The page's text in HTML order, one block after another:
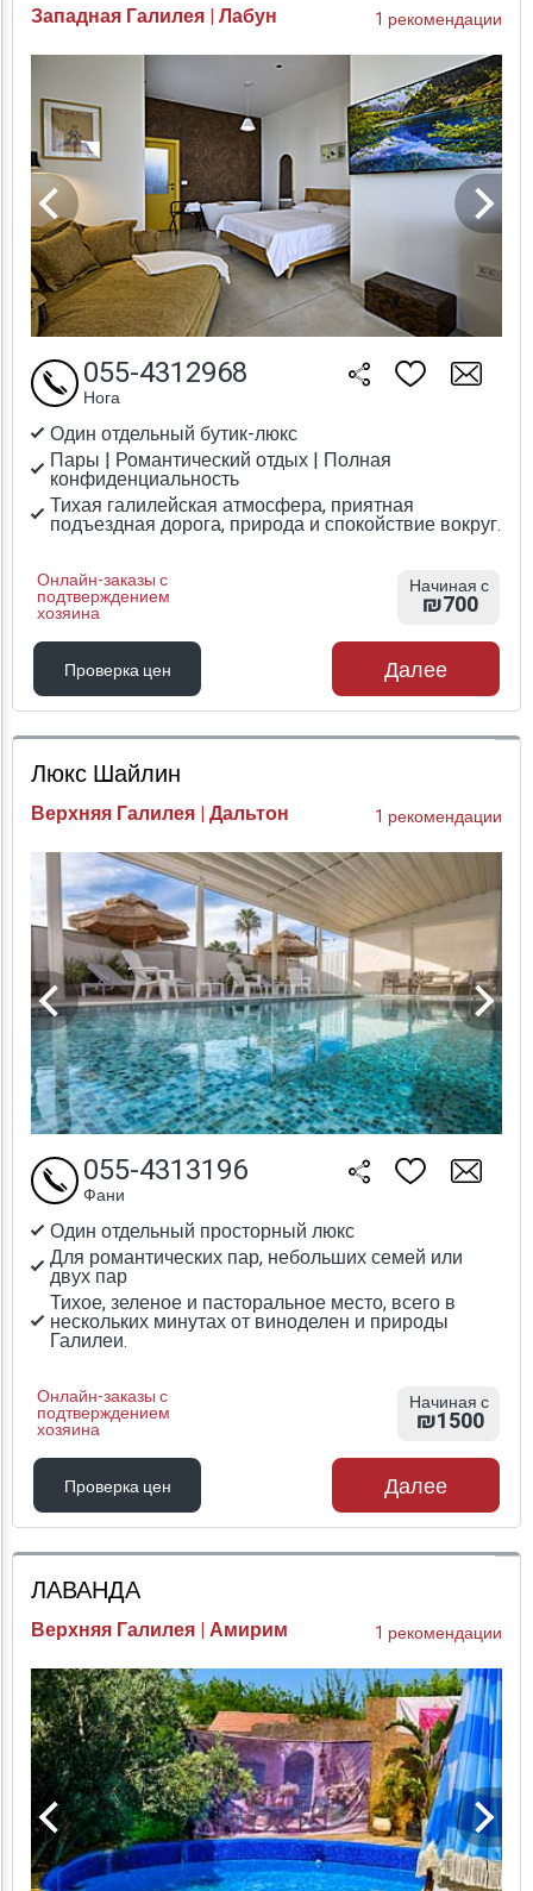
Западная Галилея | Лабун 1 рекомендации
Один отдельный бутик-люкс
Пары | Романтический отдых | Полная
конфиденциальность
Тихая галилейская атмосфера, приятная
подъездная дорога, природа и спокойствие вокруг.
Онлайн-заказы с
подтверждением
хозяина
055-4312968
Нога
Начиная с
₪700
Проверка цен
Проверка цен
Далее
Люкс Шайлин
Верхняя Галилея | Дальтон 1 рекомендации
Один отдельный просторный люкс
Для романтических пар, небольших семей или
двух пар
Тихое, зеленое и пасторальное место, всего в
нескольких минутах от виноделен и природы
Галилеи.
Онлайн-заказы с
подтверждением
хозяина
055-4313196
Фани
Начиная с
₪1500
Проверка цен
Проверка цен
Далее
ЛАВАНДА
Верхняя Галилея | Амирим 1 рекомендации